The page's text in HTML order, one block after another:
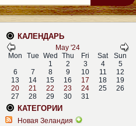
КАЛЕНДАРЬ
May '24
Mon
Tue Wed Thu Fri Sat
Sun
1
2 3 4
5
6
7 8 9 10 11
12
13
14 15 16 17 18
19
20
21 22 23 24 25
26
27
28 29 30 31
КАТЕГОРИИ
Новая Зеландия